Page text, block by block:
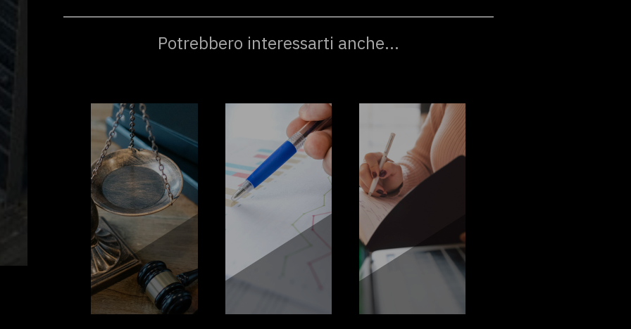
Potrebbero interessarti anche...